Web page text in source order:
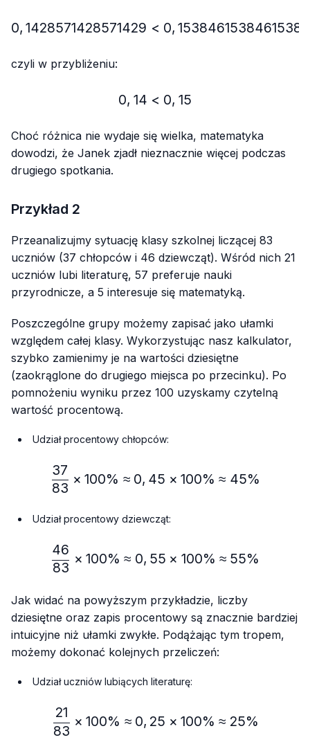
0,1428571428571429 <
0, 1428571428571429 < 0, 1538461538461538
czyli w przybliżeniu:
0,14 < 0,15
0, 14 < 0, 15
Choć różnica nie wydaje się wielka, matematyka
dowodzi, że Janek zjadł nieznacznie więcej podczas
drugiego spotkania.
Przykład 2
Przeanalizujmy sytuację klasy szkolnej liczącej 83
uczniów (37 chłopców i 46 dziewcząt). Wśród nich 21
uczniów lubi literaturę, 57 preferuje nauki
przyrodnicze, a 5 interesuje się matematyką.
Poszczególne grupy możemy zapisać jako ułamki
względem całej klasy. Wykorzystując nasz kalkulator,
szybko zamienimy je na wartości dziesiętne
(zaokrąglone do drugiego miejsca po przecinku). Po
pomnożeniu wyniku przez 100 uzyskamy czytelną
wartość procentową.
Udział procentowy chłopców:
\frac{37}{83} × 100\%
83
37
× 100% ≈ 0, 45 × 100% ≈ 45%
Udział procentowy dziewcząt:
\frac{46}{83} × 100\%
83
46
× 100% ≈ 0, 55 × 100% ≈ 55%
Jak widać na powyższym przykładzie, liczby
dziesiętne oraz zapis procentowy są znacznie bardziej
intuicyjne niż ułamki zwykłe. Podążając tym tropem,
możemy dokonać kolejnych przeliczeń:
Udział uczniów lubiących literaturę:
\frac{21}{83} × 100\% ≈
83
21
× 100% ≈ 0, 25 × 100% ≈ 25%